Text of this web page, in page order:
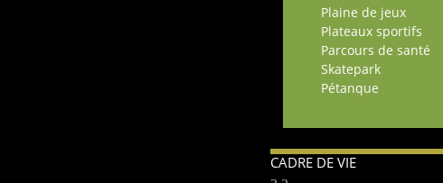
Plaine de jeux
Plateaux sportifs
Parcours de santé
Skatepark
Pétanque
CADRE DE VIE